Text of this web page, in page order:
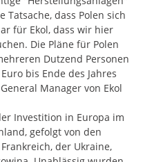
Tatsache, dass Polen sich
für Ekol, dass wir hier
Die Pläne für Polen
Dutzend Personen
bis Ende des Jahres
Manager von Ekol
Investition in Europa im
gefolgt von den
der Ukraine,